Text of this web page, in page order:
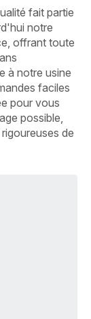
fait partie
notre
offrant toute
à notre usine
faciles
pour vous
possible,
de